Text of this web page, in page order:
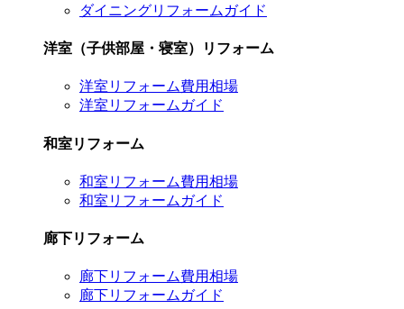
ダイニングリフォームガイド
洋室（子供部屋・寝室）リフォーム
洋室リフォーム費用相場
洋室リフォームガイド
和室リフォーム
和室リフォーム費用相場
和室リフォームガイド
廊下リフォーム
廊下リフォーム費用相場
廊下リフォームガイド